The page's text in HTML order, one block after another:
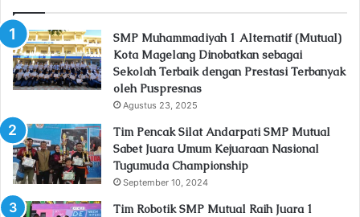
SMP Muhammadiyah 1 Alternatif (Mutual)
Kota Magelang Dinobatkan sebagai
Sekolah Terbaik dengan Prestasi Terbanyak
oleh Puspresnas
Agustus 23, 2025
Tim Pencak Silat Andarpati SMP Mutual
Sabet Juara Umum Kejuaraan Nasional
Tugumuda Championship
September 10, 2024
Tim Robotik SMP Mutual Raih Juara 1